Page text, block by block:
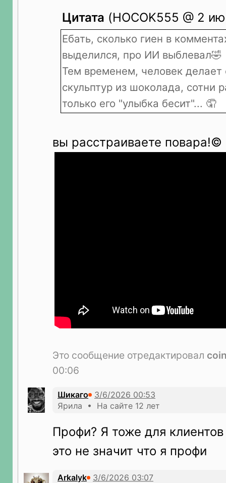
Цитата (HOCOK555 @ 2
Ебать, сколько гиен в
выделился, про ИИ выблевал🤣
Тем временем, человек делает
скульптур из шоколада, сотни
только его "улыбка бесит"... 🤦
вы расстраиваете повара!©
Это сообщение отредактировал
00:06
Шикаго
Ярила • На сайте 12 лет
Профи? Я тоже для
это не значит что я профи
Arkalyk